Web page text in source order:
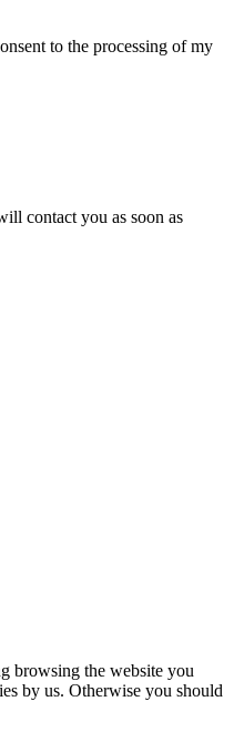
to the processing of my
contact you as soon as
browsing the website you
by us. Otherwise you should